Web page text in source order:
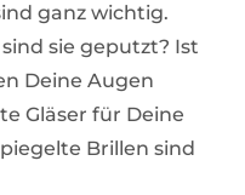
ganz wichtig.
sie geputzt? Ist
Deine Augen
Gläser für Deine
Brillen sind